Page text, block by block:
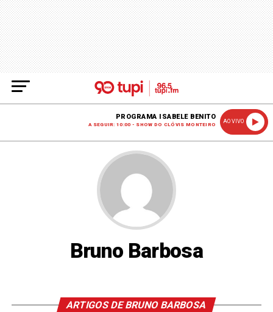
PROGRAMA ISABELE BENITO
A SEGUIR: 10:00 - SHOW DO CLÓVIS MONTEIRO
AO VIVO
Bruno Barbosa
ARTIGOS DE BRUNO BARBOSA